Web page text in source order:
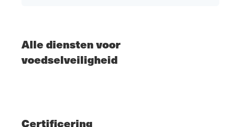
Alle diensten voor
voedselveiligheid
Certificering